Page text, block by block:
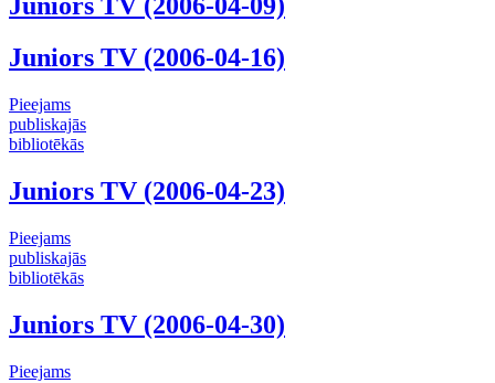
Juniors TV (2006-04-09)
Juniors TV (2006-04-16)
Pieejams
publiskajās
bibliotēkās
Juniors TV (2006-04-23)
Pieejams
publiskajās
bibliotēkās
Juniors TV (2006-04-30)
Pieejams